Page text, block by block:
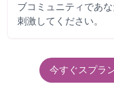
ブコミュニティであ
刺激してください。
今すぐスプラ